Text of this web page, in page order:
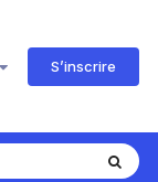
S’inscrire